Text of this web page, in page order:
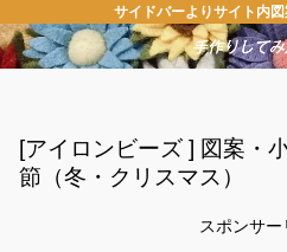
サイドバーよりサイト内
[アイロンビーズ ] 図案・
節（冬・クリスマス）
スポンサー